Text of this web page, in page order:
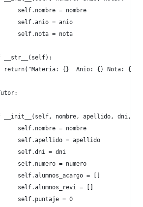
self.nombre = nombre
self.anio = anio
self.nota = nota
__str__(self):
return("Materia: {}  Anio: {} Nota:
__init__(self, nombre, apellido, dni,
self.nombre = nombre
self.apellido = apellido
self.dni = dni
self.numero = numero
self.alumnos_acargo = []
self.alumnos_revi = []
self.puntaje = 0